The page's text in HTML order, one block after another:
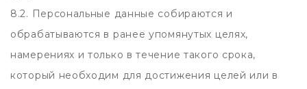
8.2. Персональные данные собираются и
обрабатываются в ранее упомянутых целях,
намерениях и только в течение такого срока,
который необходим для достижения целей или в